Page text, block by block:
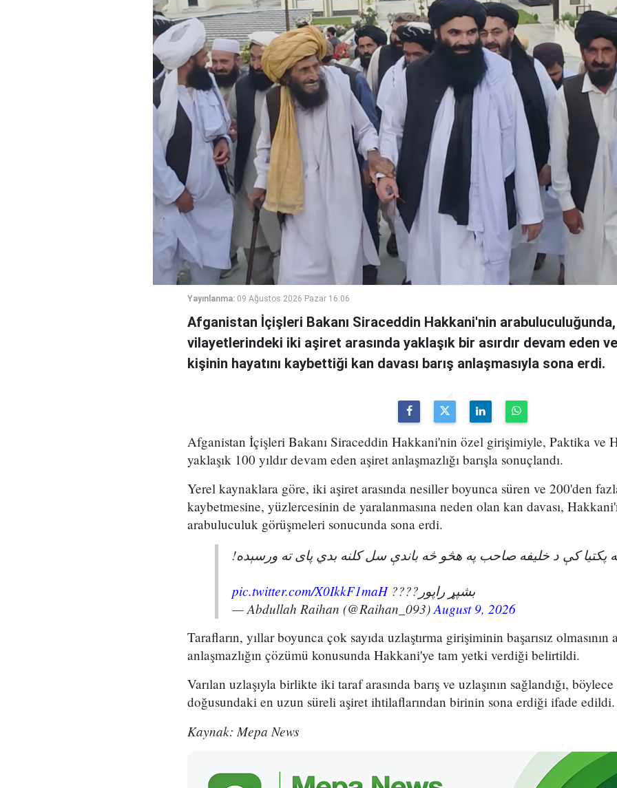
Yayınlanma: 09 Ağustos 2026 Pazar 16:06
Afganistan İçişleri Bakanı Siraceddin Hakkani'nin
vilayetlerindeki iki aşiret arasında yaklaşık bir asırdır devam eden
kişinin hayatını kaybettiği kan davası barış anlaşmasıyla sona erdi.
Afganistan İçişleri Bakanı Siraceddin Hakkani'nin özel girişimiyle, Paktika ve
yaklaşık 100 yıldır devam eden aşiret anlaşmazlığı barışla sonuçlandı.
Yerel kaynaklara göre, iki aşiret arasında nesiller boyunca süren ve 200'den
kaybetmesine, yüzlercesinin de yaralanmasına neden olan kan davası,
arabuluculuk görüşmeleri sonucunda sona erdi.
پکتیا کې د خلیفه صاحب په هڅو څه باندې سل کلنه بدي پای ته ورسېده!
بشپړ راپور????pic.twitter.com/X0IkkF1maH
— Abdullah Raihan (@Raihan_093)August 9, 2026
Tarafların, yıllar boyunca çok sayıda uzlaştırma girişiminin başarısız olmasının
anlaşmazlığın çözümü konusunda Hakkani'ye tam yetki verdiği belirtildi.
Varılan uzlaşıyla birlikte iki taraf arasında barış ve uzlaşının sağlandığı,
doğusundaki en uzun süreli aşiret ihtilaflarından birinin sona erdiği ifade edildi.
Kaynak: Mepa News